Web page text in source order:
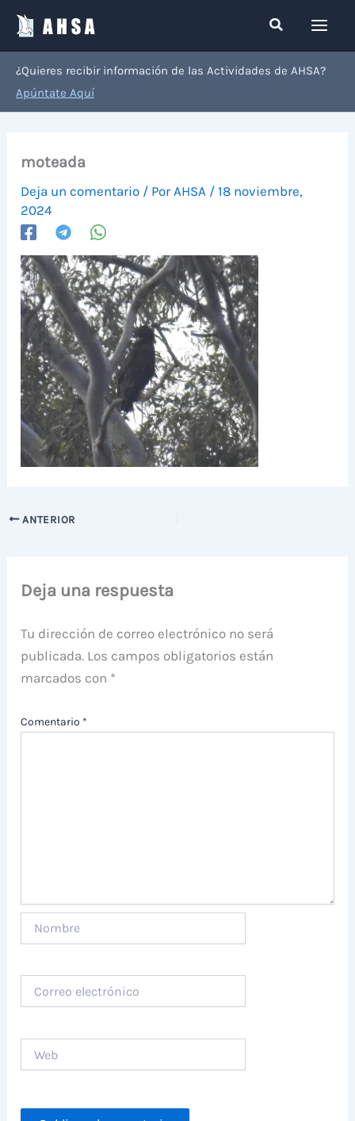
contenido
Buscar
¿Quieres recibir información de las Actividades de AHSA?
Apúntate Aquí
moteada
Deja un comentario / Por AHSA /18 noviembre,
2024
ANTERIOR
Deja una respuesta
Tu dirección de correo electrónico no será
publicada. Los campos obligatorios están
marcados con *
Comentario *
electrónico